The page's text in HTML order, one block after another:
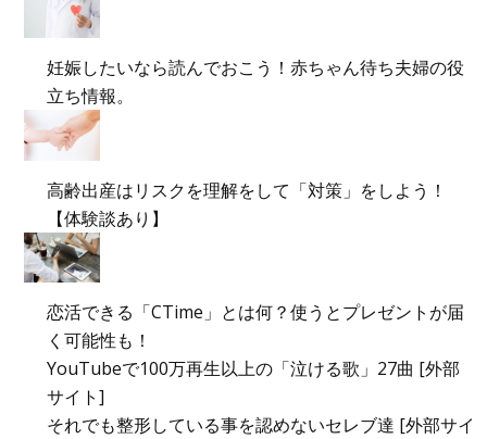
妊娠したいなら読んでおこう！赤ちゃん待ち夫婦の役
立ち情報。
高齢出産はリスクを理解をして「対策」をしよう！
【体験談あり】
恋活できる「CTime」とは何？使うとプレゼントが届
く可能性も！
YouTubeで100万再生以上の「泣ける歌」27曲 [外部
サイト]
それでも整形している事を認めないセレブ達 [外部サイ